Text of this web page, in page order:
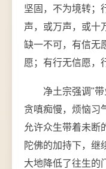
坚固，不为境转；
声，或万声，或十
缺一不可，有信无
愿；有行无信愿，
净土宗强调"带
贪嗔痴慢，烦恼习
允许众生带着未断
陀佛的加持下，继
大地降低了往生的